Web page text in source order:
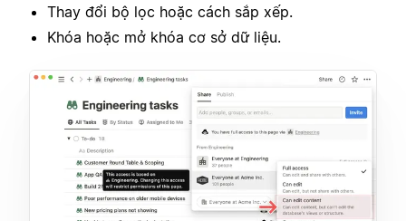
Thay đổi bộ lọc hoặc cách sắp xếp.
Khóa hoặc mở khóa cơ sở dữ liệu.